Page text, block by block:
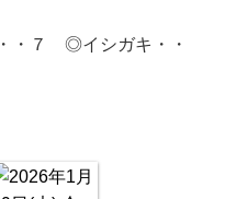
・７ ◎イシガキ・・